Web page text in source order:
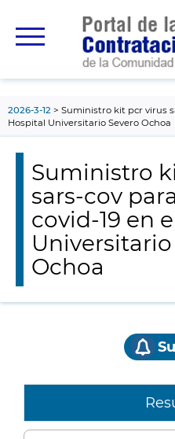
principal
2026-3-12
Suministro kit pcr virus
Hospital Universitario Severo Ochoa
Suministro
sars-cov
covid-19 en
Universitario
Ochoa